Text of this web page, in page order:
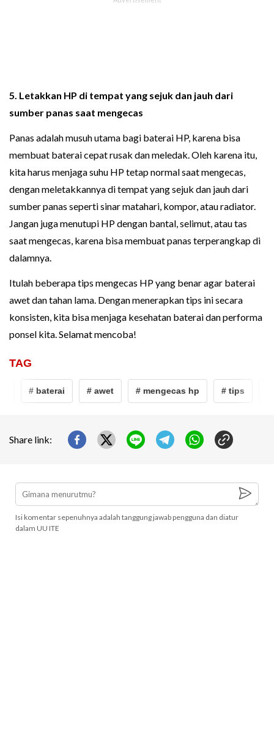
5. Letakkan HP di tempat yang sejuk dan jauh dari
sumber panas saat mengecas
Panas adalah musuh utama bagi baterai HP, karena bisa
membuat baterai cepat rusak dan meledak. Oleh karena itu,
kita harus menjaga suhu HP tetap normal saat mengecas,
dengan meletakkannya di tempat yang sejuk dan jauh dari
sumber panas seperti sinar matahari, kompor, atau radiator.
Jangan juga menutupi HP dengan bantal, selimut, atau tas
saat mengecas, karena bisa membuat panas terperangkap di
dalamnya.
Itulah beberapa tips mengecas HP yang benar agar baterai
awet dan tahan lama. Dengan menerapkan tips ini secara
konsisten, kita bisa menjaga kesehatan baterai dan performa
ponsel kita. Selamat mencoba!
TAG
# baterai # awet # mengecas hp # tips
Share link:
Isi komentar sepenuhnya adalah tanggung jawab pengguna dan diatur
dalam UU ITE